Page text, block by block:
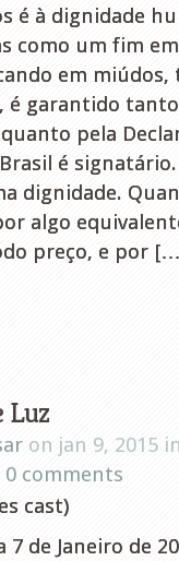
é à dignidade
como um fim
em miúdos,
é garantido
pela
é
dignidade.
algo
preço, e por
Luz
on jan 9, 2015
0 comments
cast)
de Janeiro de